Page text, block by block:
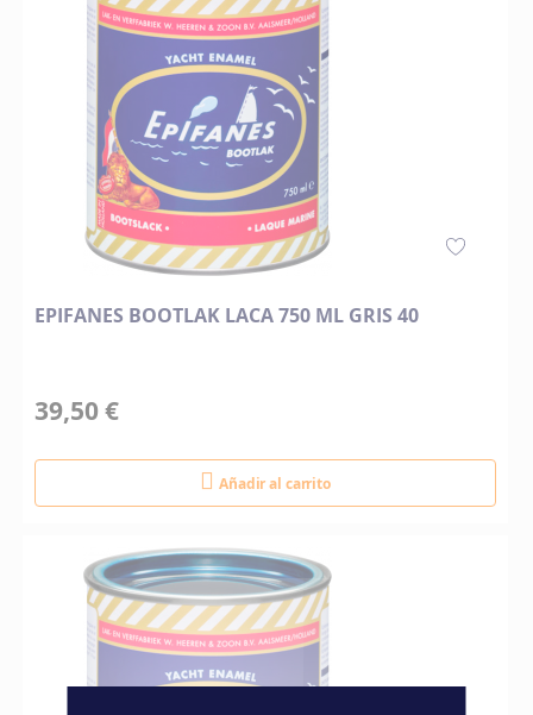
EPIFANES BOOTLAK LACA 750 ML GRIS 40
39,50 €
Añadir al carrito